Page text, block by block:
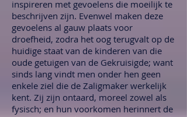
inspireren met gevoelens die moeilijk te
beschrijven zijn. Evenwel maken deze
gevoelens al gauw plaats voor
droefheid, zodra het oog terugvalt op de
huidige staat van de kinderen van die
oude getuigen van de Gekruisigde; want
sinds lang vindt men onder hen geen
enkele ziel die de Zaligmaker werkelijk
kent. Zij zijn ontaard, moreel zowel als
fysisch; en hun voorkomen herinnert de